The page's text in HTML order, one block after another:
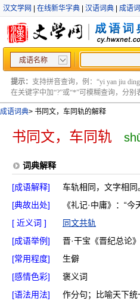
汉文学网 在线新华字典 汉语词典 成语
成语名称
提示： 支持拼音查询，例：“yi yan jiu
在关键字中加“?”或“*”可模糊查询，分别
成语词典> 书同文，车同轨的解释
书同文，车同轨
词典解释
[成语解释]
车轨相同，文字相同
[典故出处]
《礼记·中庸》：“
[ 近义词 ]
同文共轨
[成语举例]
晋·干宝《晋纪总论
[常用程度]
生僻
[感情色彩]
褒义词
[语法用法]
作分句；比喻天下统